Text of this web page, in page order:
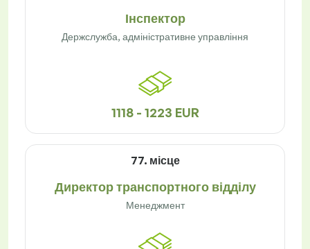
Інспектор
Держслужба, адміністративне управління
1118 - 1223 EUR
77. місце
Директор транспортного відділу
Менеджмент